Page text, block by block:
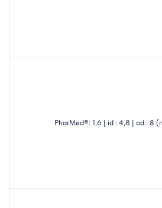
PharMed®: 1,6 | id : 4,8 | od.: 8